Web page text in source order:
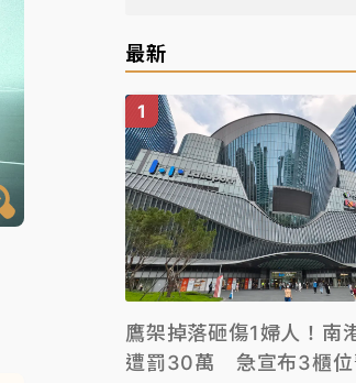
最新
鷹架掉落砸傷1婦人！南
遭罰30萬 急宣布3櫃位